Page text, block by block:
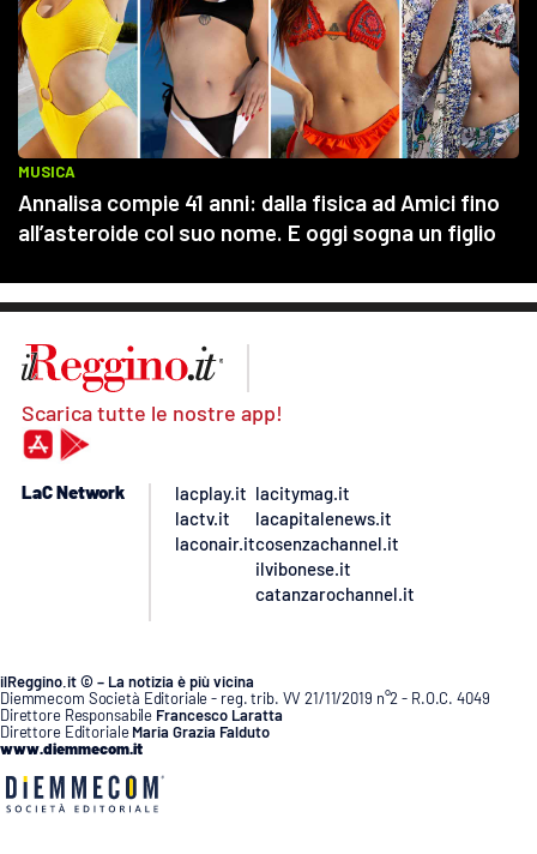
Scarica tutte le nostre app!
LaC Network
lacplay.it
lactv.it
laconair.it
lacitymag.it
lacapitalenews.it
cosenzachannel.it
ilvibonese.it
catanzarochannel.it
ilReggino.it © – La notizia è più vicina
Diemmecom Società Editoriale - reg. trib. VV 21/11/2019 n°2 - R.O.C. 4049
Direttore Responsabile Francesco Laratta
Direttore Editoriale Maria Grazia Falduto
www.diemmecom.it